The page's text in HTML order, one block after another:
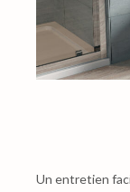
Un entretien